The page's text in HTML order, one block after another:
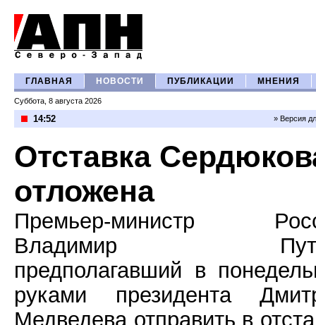
ГЛАВНАЯ НОВОСТИ ПУБЛИКАЦИИ МНЕНИЯ
Суббота, 8 августа 2026
14:52 » Версия
Отставка
отложена
Премьер-министр
Владимир
предполагавший в
руками президента
Медведева отправить в